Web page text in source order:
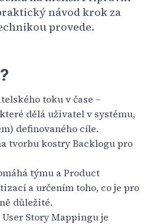
návod krok za
provede.
toku v čase –
dělá uživatel v systému,
definovaného cíle.
tvorbu kostry Backlogu pro
týmu a Product
a určením toho, co je pro
důležité.
Story Mappingu je